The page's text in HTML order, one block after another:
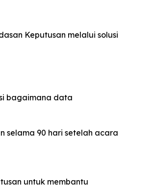
Keputusan melalui solusi
bagaimana data
selama 90 hari setelah acara
untuk membantu